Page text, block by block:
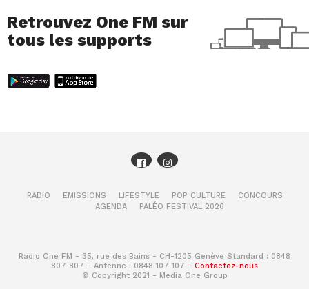
Retrouvez One FM sur
tous les supports
RADIO EMISSIONS LIFESTYLE POP CULTURE
CONCOURS
AGENDA
PALÉO FESTIVAL 2026
Radio One FM - 35, rue des Bains - CH-1205 Genève Standard : 0848
807 807 - Antenne : 0848 107 107 - Contactez-nous
© Copyright 2021 - Media One Group